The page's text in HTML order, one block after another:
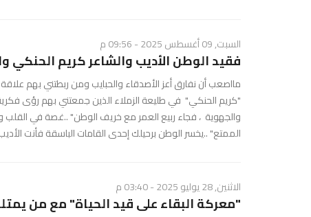
السبت, 09 أغسطس 2025 - 09:56 م
فقيد الوطن الأديب والشاعر كريم الحنكي
مااصعب أن نفارق أعز الأصدقاء والحبايب ومن ربطتني بهم
"كريم الحنكي" في طليعة الزملاء الذين جمعتني بهم رؤى
والجهوية ، فجاء ربيع العمر مع خريف الوطن" ..غصة في
الممتع" ..يخسر الوطن برحيلك إحدى القامات الباسقة فأنت
الاثنين, 28 يوليو 2025 - 03:40 م
"معركة البقاء على قيد الحياة" مع من